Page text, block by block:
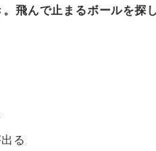
飛んで止まるボールを探
る